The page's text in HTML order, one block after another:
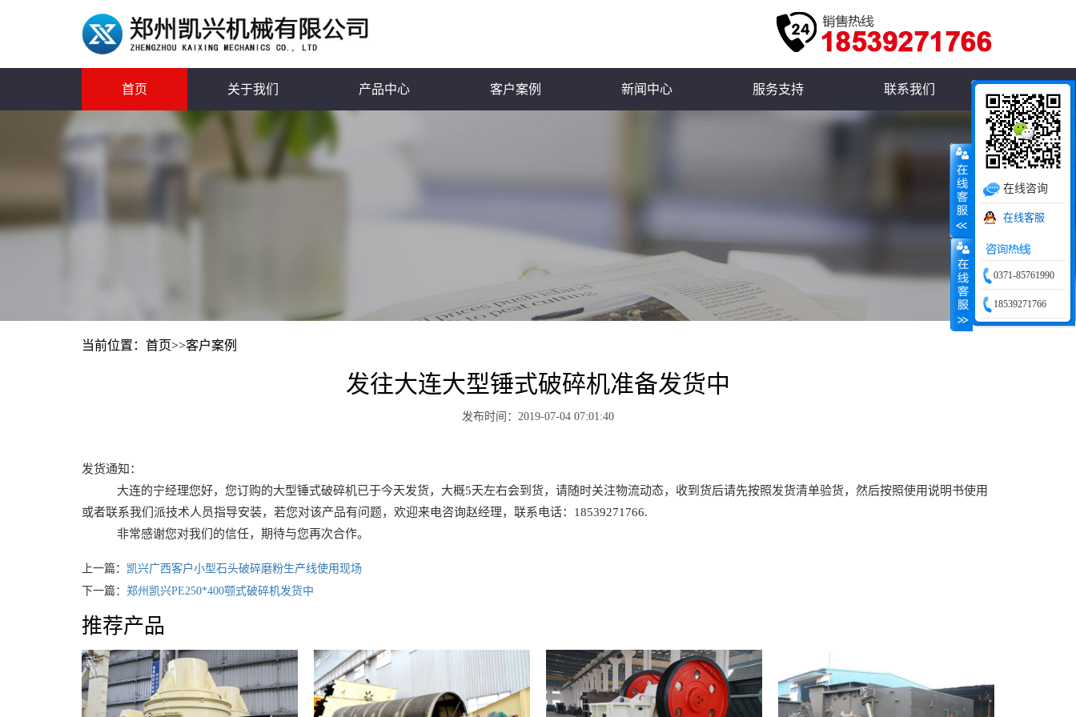
首页 关于我们 产品中心 客户案例 新闻中心 服务支持 联系我们
当前位置： 首页>>客户案例
发往大连大型锤式破碎机准备发货中
发布时间：2019-07-04 07:01:40
发货通知：
大连的宁经理您好，您订购的大型锤式破碎机已于今天发货，大概5天左右会到货，请随时关注物流动态，收到货后请先按照发货清单验货，然后按照使用说明书使用
或者联系我们派技术人员指导安装，若您对该产品有问题，欢迎来电咨询赵经理，联系电话：18539271766.
非常感谢您对我们的信任，期待与您再次合作。
上一篇： 凯兴广西客户小型石头破碎磨粉生产线使用现场
下一篇： 郑州凯兴PE250*400颚式破碎机发货中
推荐产品
在线咨询
在线客服
0371-85761990
18539271766